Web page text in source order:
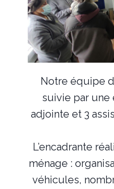
Notre équipe
suivie par une
adjointe et 3
L’encadrante
ménage :
véhicules,